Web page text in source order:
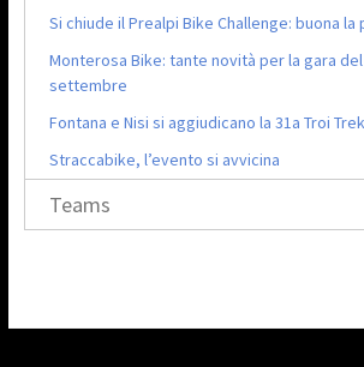
Si chiude il Prealpi Bike Challenge: buona la
Monterosa Bike: tante novità per la gara
settembre
Fontana e Nisi si aggiudicano la 31a Troi Trek
Straccabike, l’evento si avvicina
Teams